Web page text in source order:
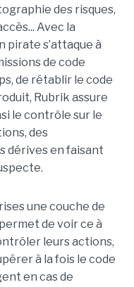
des risques,
Avec la
pirate s’attaque à
de code
de rétablir le code
Rubrik assure
le contrôle sur le
des
dérives en faisant
une couche de
de voir ce à
leurs actions,
à la fois le code
en cas de